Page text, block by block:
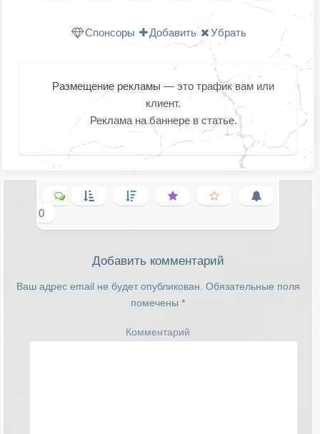
Одноклассниках
WhatsAppв X
Спонсоры Добавить Убрать
Размещение рекламы — это трафик вам или
клиент.
Реклама на баннере в статье.
0
Добавить комментарий
Ваш адрес email не будет опубликован. Обязательные поля
помечены *
Комментарий